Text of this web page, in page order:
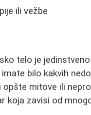
ili vežbe
telo je
bilo kakvih
mitove ili
koja zavisi od